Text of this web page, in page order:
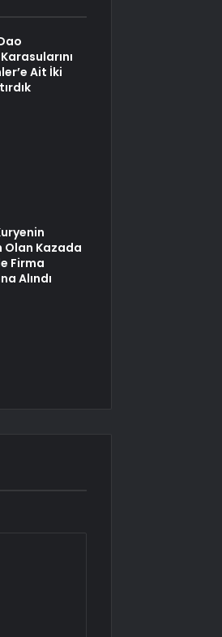
Ait İki
Olan Kazada
Firma
Alındı